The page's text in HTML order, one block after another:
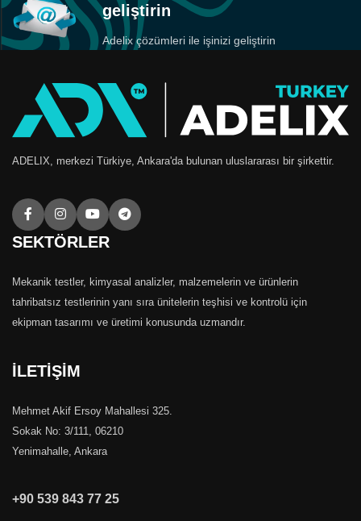
geliştirin
Adelix çözümleri ile işinizi geliştirin
ADELIX, merkezi Türkiye, Ankara'da bulunan uluslararası bir şirkettir.
SEKTÖRLER
Mekanik testler, kimyasal analizler, malzemelerin ve ürünlerin
tahribatsız testlerinin yanı sıra ünitelerin teşhisi ve kontrolü için
ekipman tasarımı ve üretimi konusunda uzmandır.
İLETİŞİM
Mehmet Akif Ersoy Mahallesi 325.
Sokak No: 3/111, 06210
Yenimahalle, Ankara
+90 539 843 77 25